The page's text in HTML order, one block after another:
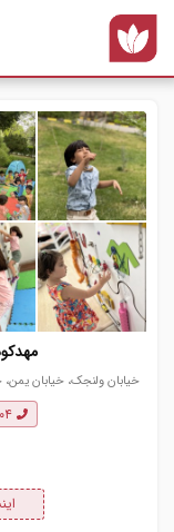
خیابان ولنجک، خیابان